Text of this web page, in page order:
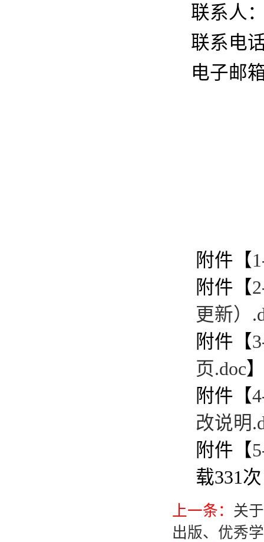
联系人
联系电
电子邮
附件【
附件【
更新）
附件【
页.doc
附件【
改说明
附件【
载331次
上一条： 关
出版、优秀